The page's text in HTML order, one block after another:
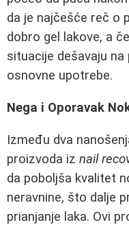
da je najčešće reč o
dobro gel lakove, a
situacije dešavaju
osnovne upotrebe.
Nega i Oporavak
Između dva
proizvoda iz nail
da poboljša kvalitet
neravnine, što dalje
prianjanje laka. Ovi